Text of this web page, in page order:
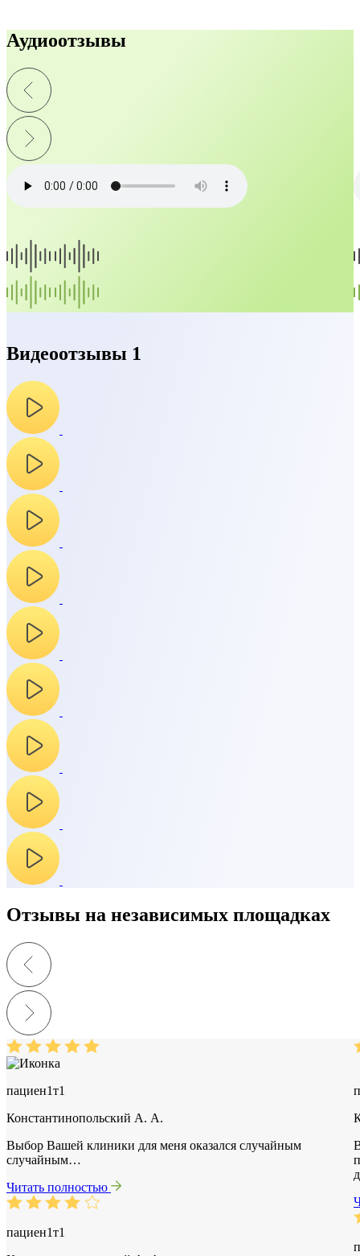
Аудиоотзывы
Видеоотзывы 1
Отзывы на независимых площадках
пациен1т1
Константинопольский А. А.
Выбор Вашей клиники для меня оказался случайным
случайным…
Читать полностью
пациен1т1